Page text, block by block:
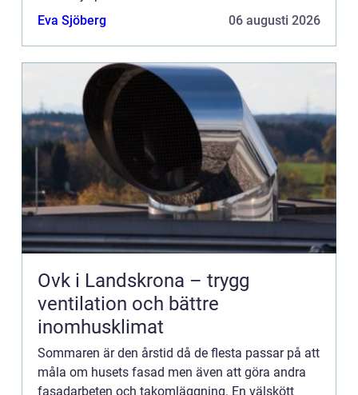
Eva Sjöberg
06 augusti 2026
Ovk i Landskrona – trygg
ventilation och bättre
inomhusklimat
Sommaren är den årstid då de flesta passar på att
måla om husets fasad men även att göra andra
fasadarbeten och takomläggning. En välskött